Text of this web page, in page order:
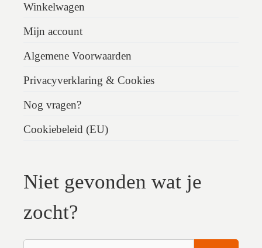
Winkelwagen
Mijn account
Algemene Voorwaarden
Privacyverklaring & Cookies
Nog vragen?
Cookiebeleid (EU)
Niet gevonden wat je
zocht?